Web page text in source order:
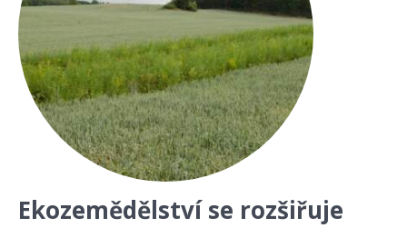
Ekozemědělství se rozšiřuje